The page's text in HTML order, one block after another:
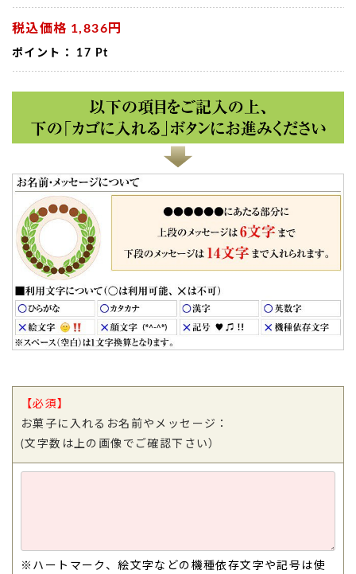
税込価格 1,836円
ポイント： 17 Pt
【必須】
お菓子に入れるお名前やメッセージ：
(文字数は上の画像でご確認下さい）
※ハートマーク、絵文字などの機種依存文字や記号は使